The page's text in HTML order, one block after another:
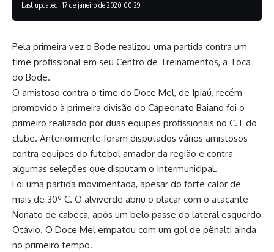
Last updated: 17 de janeiro de 2020 00:29
Pela primeira vez o Bode realizou uma partida contra um
time profissional em seu Centro de Treinamentos, a Toca
do Bode.
O amistoso contra o time do Doce Mel, de Ipiaú, recém
promovido à primeira divisão do Capeonato Baiano foi o
primeiro realizado por duas equipes profissionais no C.T do
clube. Anteriormente foram disputados vários amistosos
contra equipes do futebol amador da região e contra
algumas seleções que disputam o Intermunicipal.
Foi uma partida movimentada, apesar do forte calor de
mais de 30º C. O alviverde abriu o placar com o atacante
Nonato de cabeça, após um belo passe do lateral esquerdo
Otávio. O Doce Mel empatou com um gol de pênalti ainda
no primeiro tempo.